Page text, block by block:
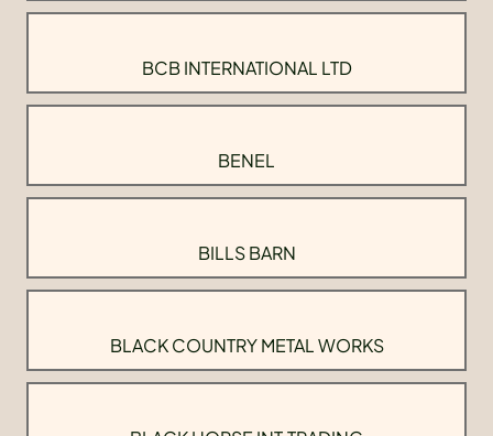
BCB INTERNATIONAL LTD
BENEL
BILLS BARN
BLACK COUNTRY METAL WORKS